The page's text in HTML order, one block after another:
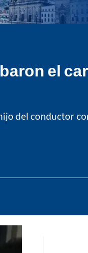
el
del conductor